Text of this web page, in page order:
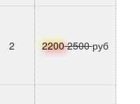
2 22002500руб